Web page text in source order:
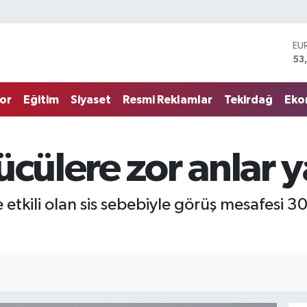
Eğitim Siyaset Resmi Reklamlar Tekirdağ
zor anlar
etkili olan sis sebebiyle görüş mesafesi